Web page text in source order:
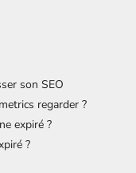
son SEO
regarder ?
expiré ?
?